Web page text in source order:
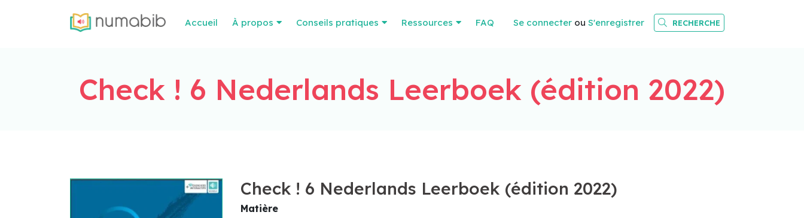
Accueil À propos Conseils pratiques Ressources FAQ Se connecter ou S'enregistrer RECHERCHE
Check ! 6 Nederlands Leerboek (édition 2022)
Check ! 6 Nederlands Leerboek (édition 2022)
Matière